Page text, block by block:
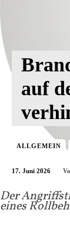
Der
eines
auf
ALLGEMEIN
17. Juni 2026